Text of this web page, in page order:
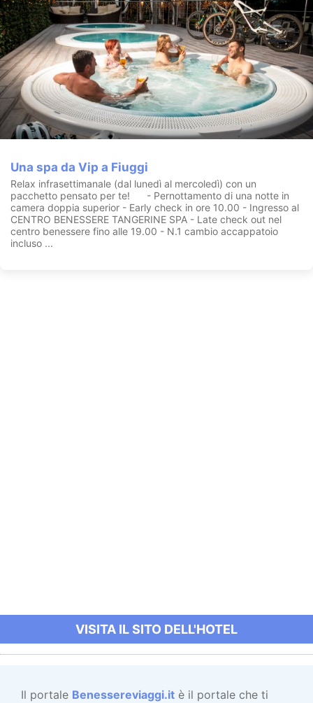
Una spa da Vip a Fiuggi
Relax infrasettimanale (dal lunedì al mercoledì) con un
pacchetto pensato per te! - Pernottamento di una notte in
camera doppia superior - Early check in ore 10.00 - Ingresso al
CENTRO BENESSERE TANGERINE SPA - Late check out nel
centro benessere fino alle 19.00 - N.1 cambio accappatoio
incluso ...
VISITA IL SITO DELL'HOTEL
Il portale Benessereviaggi.it è il portale che ti